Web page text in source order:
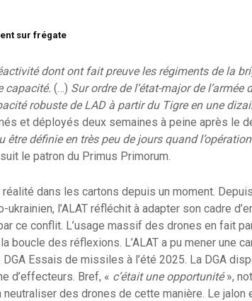
sur frégate
dont ont fait preuve les régiments de la
capacité. (…) Sur ordre de l’état-major de l’armée
robuste de LAD à partir du Tigre en une
et déployés deux semaines à peine après le
être définie en très peu de jours quand
le patron du Primus Primorum.
réalité dans les cartons depuis un moment.
l’ALAT réfléchit à adapter son cadre
ce conflit. L’usage massif des drones en fait
boucle des réflexions. L’ALAT a pu mener une
Essais de missiles à l’été 2025. La DGA
d’effecteurs. Bref, « c’était une opportunité»,
des drones de cette manière. Le